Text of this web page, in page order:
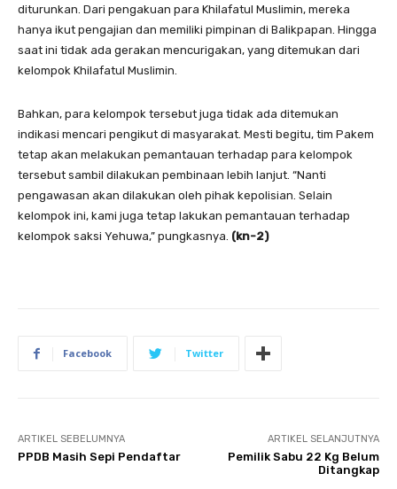
diturunkan. Dari pengakuan para Khilafatul Muslimin, mereka
hanya ikut pengajian dan memiliki pimpinan di Balikpapan. Hingga
saat ini tidak ada gerakan mencurigakan, yang ditemukan dari
kelompok Khilafatul Muslimin.
Bahkan, para kelompok tersebut juga tidak ada ditemukan
indikasi mencari pengikut di masyarakat. Mesti begitu, tim Pakem
tetap akan melakukan pemantauan terhadap para kelompok
tersebut sambil dilakukan pembinaan lebih lanjut. “Nanti
pengawasan akan dilakukan oleh pihak kepolisian. Selain
kelompok ini, kami juga tetap lakukan pemantauan terhadap
kelompok saksi Yehuwa,” pungkasnya. (kn-2)
Facebook Twitter
ARTIKEL SEBELUMNYA
PPDB Masih Sepi Pendaftar
ARTIKEL SELANJUTNYA
Pemilik Sabu 22 Kg Belum
Ditangkap